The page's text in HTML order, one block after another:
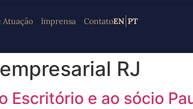
Atuação Imprensa ContatoEN PT
RJ
Escritório e ao sócio